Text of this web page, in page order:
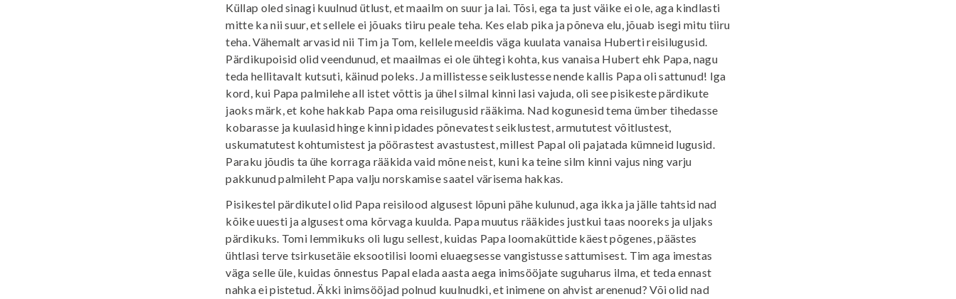
Küllap oled sinagi kuulnud ütlust, et maailm on suur ja lai. Tõsi, ega ta just väike ei ole, aga kindlasti
mitte ka nii suur, et sellele ei jõuaks tiiru peale teha. Kes elab pika ja põneva elu, jõuab isegi mitu tiiru
teha. Vähemalt arvasid nii Tim ja Tom, kellele meeldis väga kuulata vanaisa Huberti reisilugusid.
Pärdikupoisid olid veendunud, et maailmas ei ole ühtegi kohta, kus vanaisa Hubert ehk Papa, nagu
teda hellitavalt kutsuti, käinud poleks. Ja millistesse seiklustesse nende kallis Papa oli sattunud! Iga
kord, kui Papa palmilehe all istet võttis ja ühel silmal kinni lasi vajuda, oli see pisikeste pärdikute
jaoks märk, et kohe hakkab Papa oma reisilugusid rääkima. Nad kogunesid tema ümber tihedasse
kobarasse ja kuulasid hinge kinni pidades põnevatest seiklustest, armututest võitlustest,
uskumatutest kohtumistest ja pöörastest avastustest, millest Papal oli pajatada kümneid lugusid.
Paraku jõudis ta ühe korraga rääkida vaid mõne neist, kuni ka teine silm kinni vajus ning varju
pakkunud palmileht Papa valju norskamise saatel värisema hakkas.
Pisikestel pärdikutel olid Papa reisilood algusest lõpuni pähe kulunud, aga ikka ja jälle tahtsid nad
kõike uuesti ja algusest oma kõrvaga kuulda. Papa muutus rääkides justkui taas nooreks ja uljaks
pärdikuks. Tomi lemmikuks oli lugu sellest, kuidas Papa loomaküttide käest põgenes, päästes
ühtlasi terve tsirkusetäie eksootilisi loomi eluaegsesse vangistusse sattumisest. Tim aga imestas
väga selle üle, kuidas õnnestus Papal elada aasta aega inimsööjate suguharus ilma, et teda ennast
nahka ei pistetud. Äkki inimsööjad polnud kuulnudki, et inimene on ahvist arenenud? Või olid nad